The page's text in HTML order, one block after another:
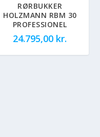
RØRBUKKER
HOLZMANN RBM 30
PROFESSIONEL
24.795,00 kr.